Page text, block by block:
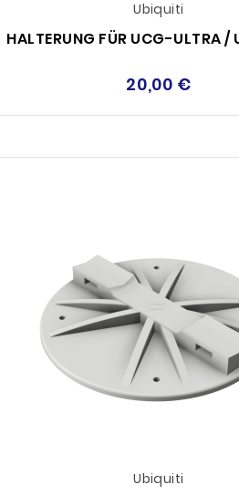
Ubiquiti
HALTERUNG FÜR UCG-ULTRA
20,00 €
Ubiquiti